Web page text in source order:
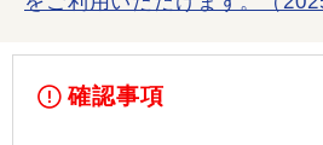
確認事項